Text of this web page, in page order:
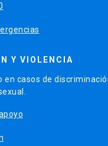
Y VIOLENCIA
en casos de